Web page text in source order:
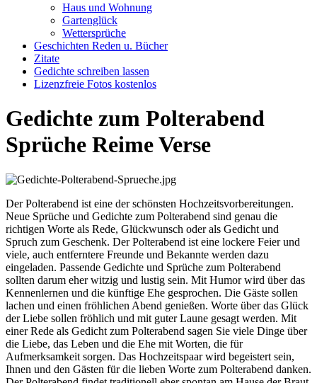
Haus und Wohnung
Gartenglück
Wettersprüche
Geschichten Reden u. Bücher
Zitate
Gedichte schreiben lassen
Lizenzfreie Fotos kostenlos
Gedichte zum Polterabend
Sprüche Reime Verse
Der Polterabend ist eine der schönsten Hochzeitsvorbereitungen.
Neue Sprüche und Gedichte zum Polterabend sind genau die
richtigen Worte als Rede, Glückwunsch oder als Gedicht und
Spruch zum Geschenk. Der Polterabend ist eine lockere Feier und
viele, auch entferntere Freunde und Bekannte werden dazu
eingeladen. Passende Gedichte und Sprüche zum Polterabend
sollten darum eher witzig und lustig sein. Mit Humor wird über das
Kennenlernen und die künftige Ehe gesprochen. Die Gäste sollen
lachen und einen fröhlichen Abend genießen. Worte über das Glück
der Liebe sollen fröhlich und mit guter Laune gesagt werden. Mit
einer Rede als Gedicht zum Polterabend sagen Sie viele Dinge über
die Liebe, das Leben und die Ehe mit Worten, die für
Aufmerksamkeit sorgen. Das Hochzeitspaar wird begeistert sein,
Ihnen und den Gästen für die lieben Worte zum Polterabend danken.